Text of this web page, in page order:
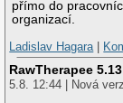
přímo do
organizací.
Ladislav Hagara
RawTherapee 5.13
5.8. 12:44 | Nová